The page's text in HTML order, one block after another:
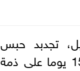
تجدبد حبس
المتهمين بقتل طالب داحل مركز شباب الجزيرة 15 يوما على ذمة